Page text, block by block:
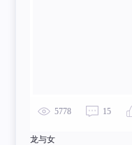
5778 15
龙与女